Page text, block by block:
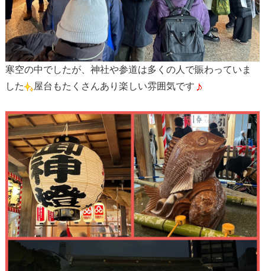
寒空の中でしたが、神社や参道は多くの人で賑わっていま
した
屋台もたくさんあり楽しい雰囲気です